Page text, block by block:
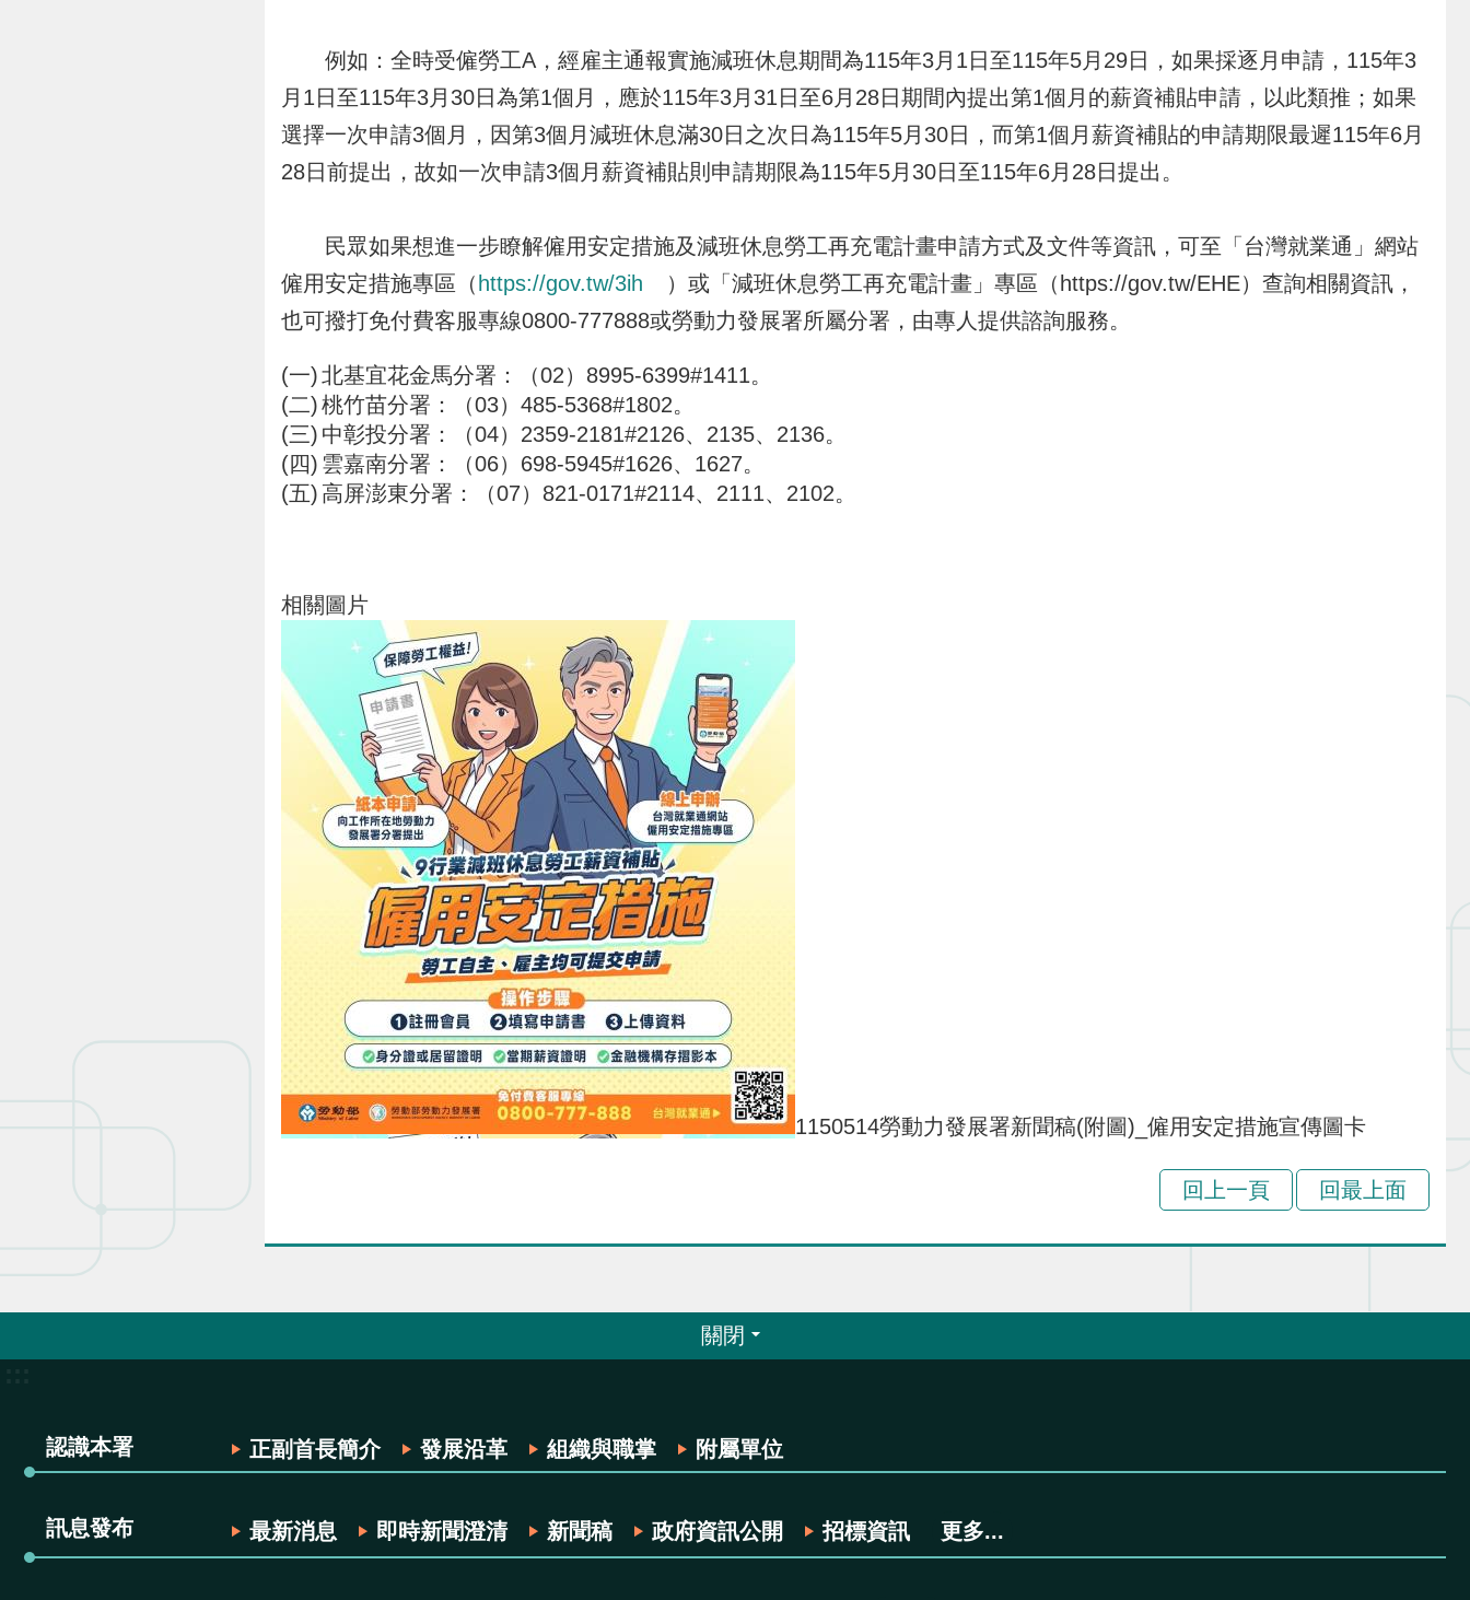
例如：全時受僱勞工A，經雇主通報實施減班休息期間為115年3月1日至115年5月29日，如果採逐月申請，115年3
月1日至115年3月30日為第1個月，應於115年3月31日至6月28日期間內提出第1個月的薪資補貼申請，以此類推；如果
選擇一次申請3個月，因第3個月減班休息滿30日之次日為115年5月30日，而第1個月薪資補貼的申請期限最遲115年6月
28日前提出，故如一次申請3個月薪資補貼則申請期限為115年5月30日至115年6月28日提出。
民眾如果想進一步瞭解僱用安定措施及減班休息勞工再充電計畫申請方式及文件等資訊，可至「台灣就業通」網站
僱用安定措施專區（ https://gov.tw/3ih
）或「減班休息勞工再充電計畫」專區（https://gov.tw/EHE）查詢相關資訊，
也可撥打免付費客服專線0800-777888或勞動力發展署所屬分署，由專人提供諮詢服務。
北基宜花金馬分署：（02）8995-6399#1411。
桃竹苗分署：（03）485-5368#1802。
中彰投分署：（04）2359-2181#2126、2135、2136。
雲嘉南分署：（06）698-5945#1626、1627。
高屏澎東分署：（07）821-0171#2114、2111、2102。
相關圖片
1150514勞動力發展署新聞稿(附圖)_僱用安定措施宣傳圖卡
回上一頁 回最上面
關閉
認識本署 正副首長簡介 發展沿革 組織與職掌 附屬單位
訊息發布 最新消息 即時新聞澄清 新聞稿 政府資訊公開 招標資訊 更多...